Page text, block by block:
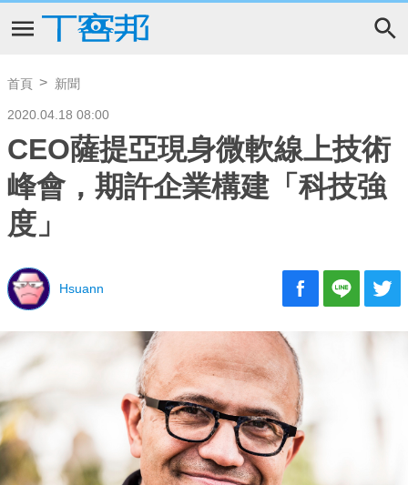
首頁 新聞
2020.04.18 08:00
CEO薩提亞現身微軟線上技術
峰會，期許企業構建「科技強
度」
Hsuann